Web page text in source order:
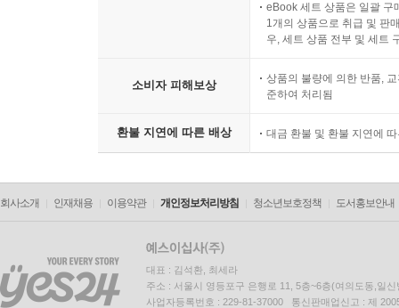
eBook 세트 상품은 일괄 구
1개의 상품으로 취급 및 판
우, 세트 상품 전부 및 세트
소비자 피해보상
상품의 불량에 의한 반품,
준하여 처리됨
환불 지연에 따른 배상 대금 환불 및 환불 지연에
회사소개 인재채용 이용약관 개인정보처리방침 청소년보호정책 도서홍보안내
대표 : 김석환, 최세라
주소 : 서울시 영등포구 은행로 11, 5층~6층(여의도동,일신
사업자등록번호 : 229-81-37000 통신판매업신고 : 제